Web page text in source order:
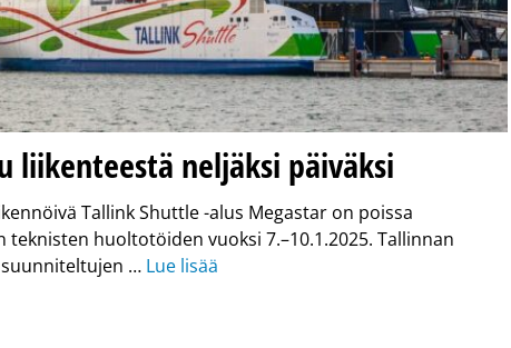
liikenteestä neljäksi päiväksi
Tallink Shuttle -alus Megastar on poissa
huoltotöiden vuoksi 7.–10.1.2025. Tallinnan
… Lue lisää